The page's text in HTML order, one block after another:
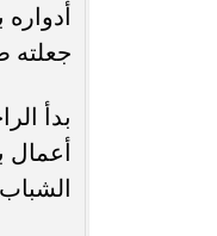
جعلته
بدأ
أعمال